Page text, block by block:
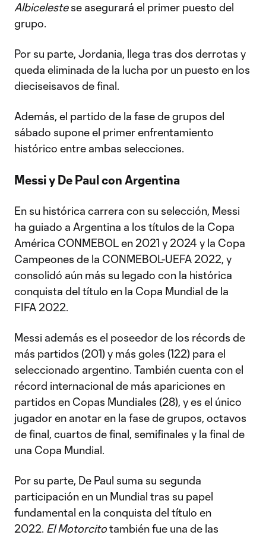
Albicelestese asegurará el primer puesto del
grupo.
Por su parte, Jordania, llega tras dos derrotas y
queda eliminada de la lucha por un puesto en los
dieciseisavos de final.
Además, el partido de la fase de grupos del
sábado supone el primer enfrentamiento
histórico entre ambas selecciones.
Messi y De Paul con Argentina
En su histórica carrera con su selección, Messi
ha guiado a Argentina a los títulos de la Copa
América CONMEBOL en 2021 y 2024 y la Copa
Campeones de la CONMEBOL-UEFA 2022, y
consolidó aún más su legado con la histórica
conquista del título en la Copa Mundial de la
FIFA 2022.
Messi además es el poseedor de los récords de
más partidos (201) y más goles (122) para el
seleccionado argentino. También cuenta con el
récord internacional de más apariciones en
partidos en Copas Mundiales (28), y es el único
jugador en anotar en la fase de grupos, octavos
de final, cuartos de final, semifinales y la final de
una Copa Mundial.
Por su parte, De Paul suma su segunda
participación en un Mundial tras su papel
fundamental en la conquista del título en
2022. El Motorcitotambién fue una de las